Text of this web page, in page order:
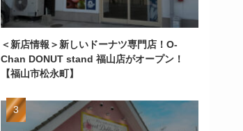
＜新店情報＞新しいドーナツ専門店！O-
Chan DONUT stand 福山店がオープン！
【福山市松永町】